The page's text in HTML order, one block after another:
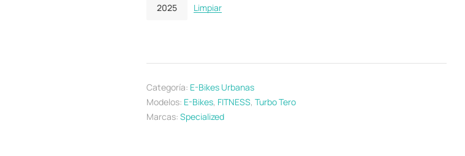
2025 Limpiar
Categoría: E-Bikes Urbanas
Modelos: E-Bikes, FITNESS, Turbo Tero
Marcas: Specialized